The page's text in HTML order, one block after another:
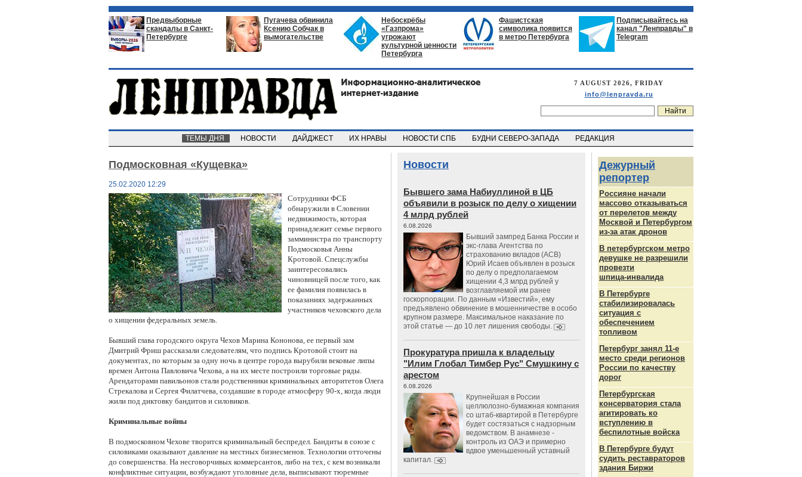
Предвыборные
скандалы в Санкт-
Петербурге
Пугачева обвинила
Ксению Собчак в
вымогательстве
Небоскрёбы
«Газпрома»
угрожают
культурной ценности
Петербурга
Фашистская
символика появится
в метро Петербурга
Подписывайтесь на
канал "Ленправды" в
Telegram
7 AUGUST 2026, FRIDAY
info@lenpravda.ru
ТЕМЫ ДНЯ НОВОСТИ ДАЙДЖЕСТ ИХ НРАВЫ НОВОСТИ СПБ БУДНИ СЕВЕРО-ЗАПАДА РЕДАКЦИЯ
Подмосковная «Кущевка»
25.02.2020 12:29
Сотрудники ФСБ
обнаружили в Словении
недвижимость, которая
принадлежит семье первого
замминистра по транспорту
Подмосковья Анны
Кротовой. Спецслужбы
заинтересовались
чиновницей после того, как
ее фамилия появилась в
показаниях задержанных
участников чеховского дела
о хищении федеральных земель.
Бывший глава городского округа Чехов Марина Кононова, ее первый зам
Дмитрий Фриш рассказали следователям, что подпись Кротовой стоит на
документах, по которым за одну ночь в центре города вырубили вековые липы
времен Антона Павловича Чехова, а на их месте построили торговые ряды.
Арендаторами павильонов стали родственники криминальных авторитетов Олега
Стрекалова и Сергея Филатчева, создавшие в городе атмосферу 90-х, когда люди
жили под диктовку бандитов и силовиков.
Криминальные войны
В подмосковном Чехове творится криминальный беспредел. Бандиты в союзе с
силовиками оказывают давление на местных бизнесменов. Технологии отточены
до совершенства. На несговорчивых коммерсантов, либо на тех, с кем возникали
конфликтные ситуации, возбуждают уголовные дела, выписывают тюремные
Новости
Бывшего зама Набиуллиной в ЦБ
объявили в розыск по делу о хищении
4 млрд рублей
6.08.2026
Бывший зампред Банка России и
экс-глава Агентства по
страхованию вкладов (АСВ)
Юрий Исаев объявлен в розыск
по делу о предполагаемом
хищении 4,3 млрд рублей у
возглавляемой им ранее
госкорпорации. По данным «Известий», ему
предъявлено обвинение в мошенничестве в особо
крупном размере. Максимальное наказание по
этой статье — до 10 лет лишения свободы.
Прокуратура пришла к владельцу
"Илим Глобал Тимбер Рус" Смушкину с
арестом
6.08.2026
Крупнейшая в России
целлюлозно-бумажная компания
со штаб-квартирой в Петербурге
будет состязаться с надзорным
ведомством. В анамнезе -
контроль из ОАЭ и примерно
вдвое уменьшенный уставный
капитал.
Дежурный
репортер
Россияне начали
массово отказываться
от перелетов между
Москвой и Петербургом
из-за атак дронов
В петербургском метро
девушке не разрешили
провезти
шпица‑инвалида
В Петербурге
стабилизировалась
ситуация с
обеспечением
топливом
Петербург занял 11-е
место среди регионов
России по качеству
дорог
Петербургская
консерватория стала
агитировать ко
вступлению в
беспилотные войска
В Петербурге будут
судить реставраторов
здания Биржи